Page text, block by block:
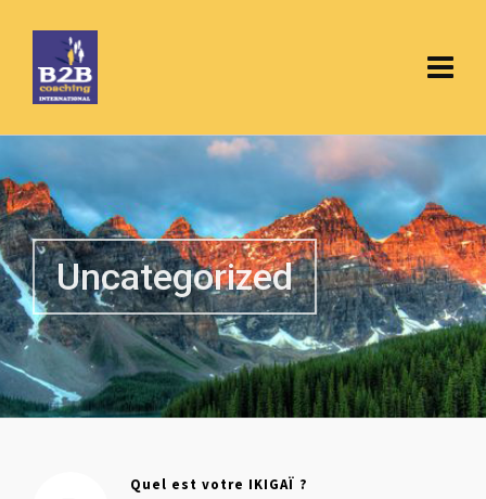
Uncategorized
Quel est votre IKIGAÏ ?